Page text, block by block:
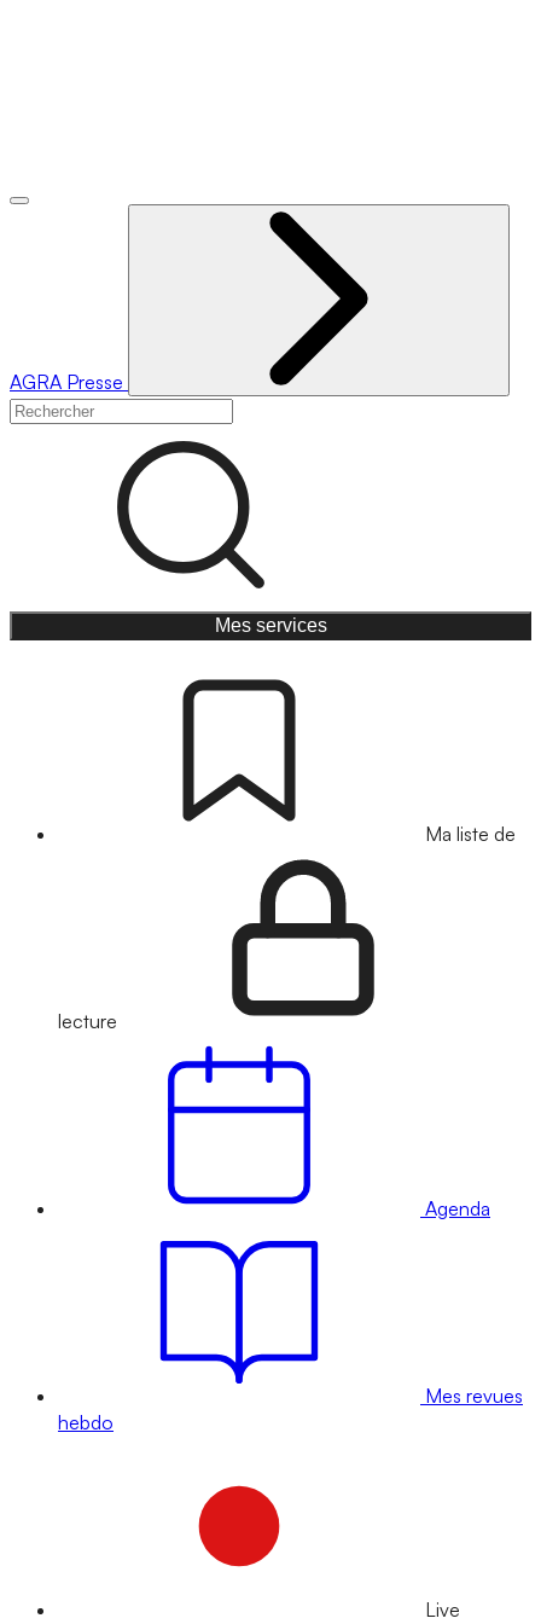
AGRA Presse
Mes services
Ma liste de
lecture
Agenda
Mes revues
hebdo
Live